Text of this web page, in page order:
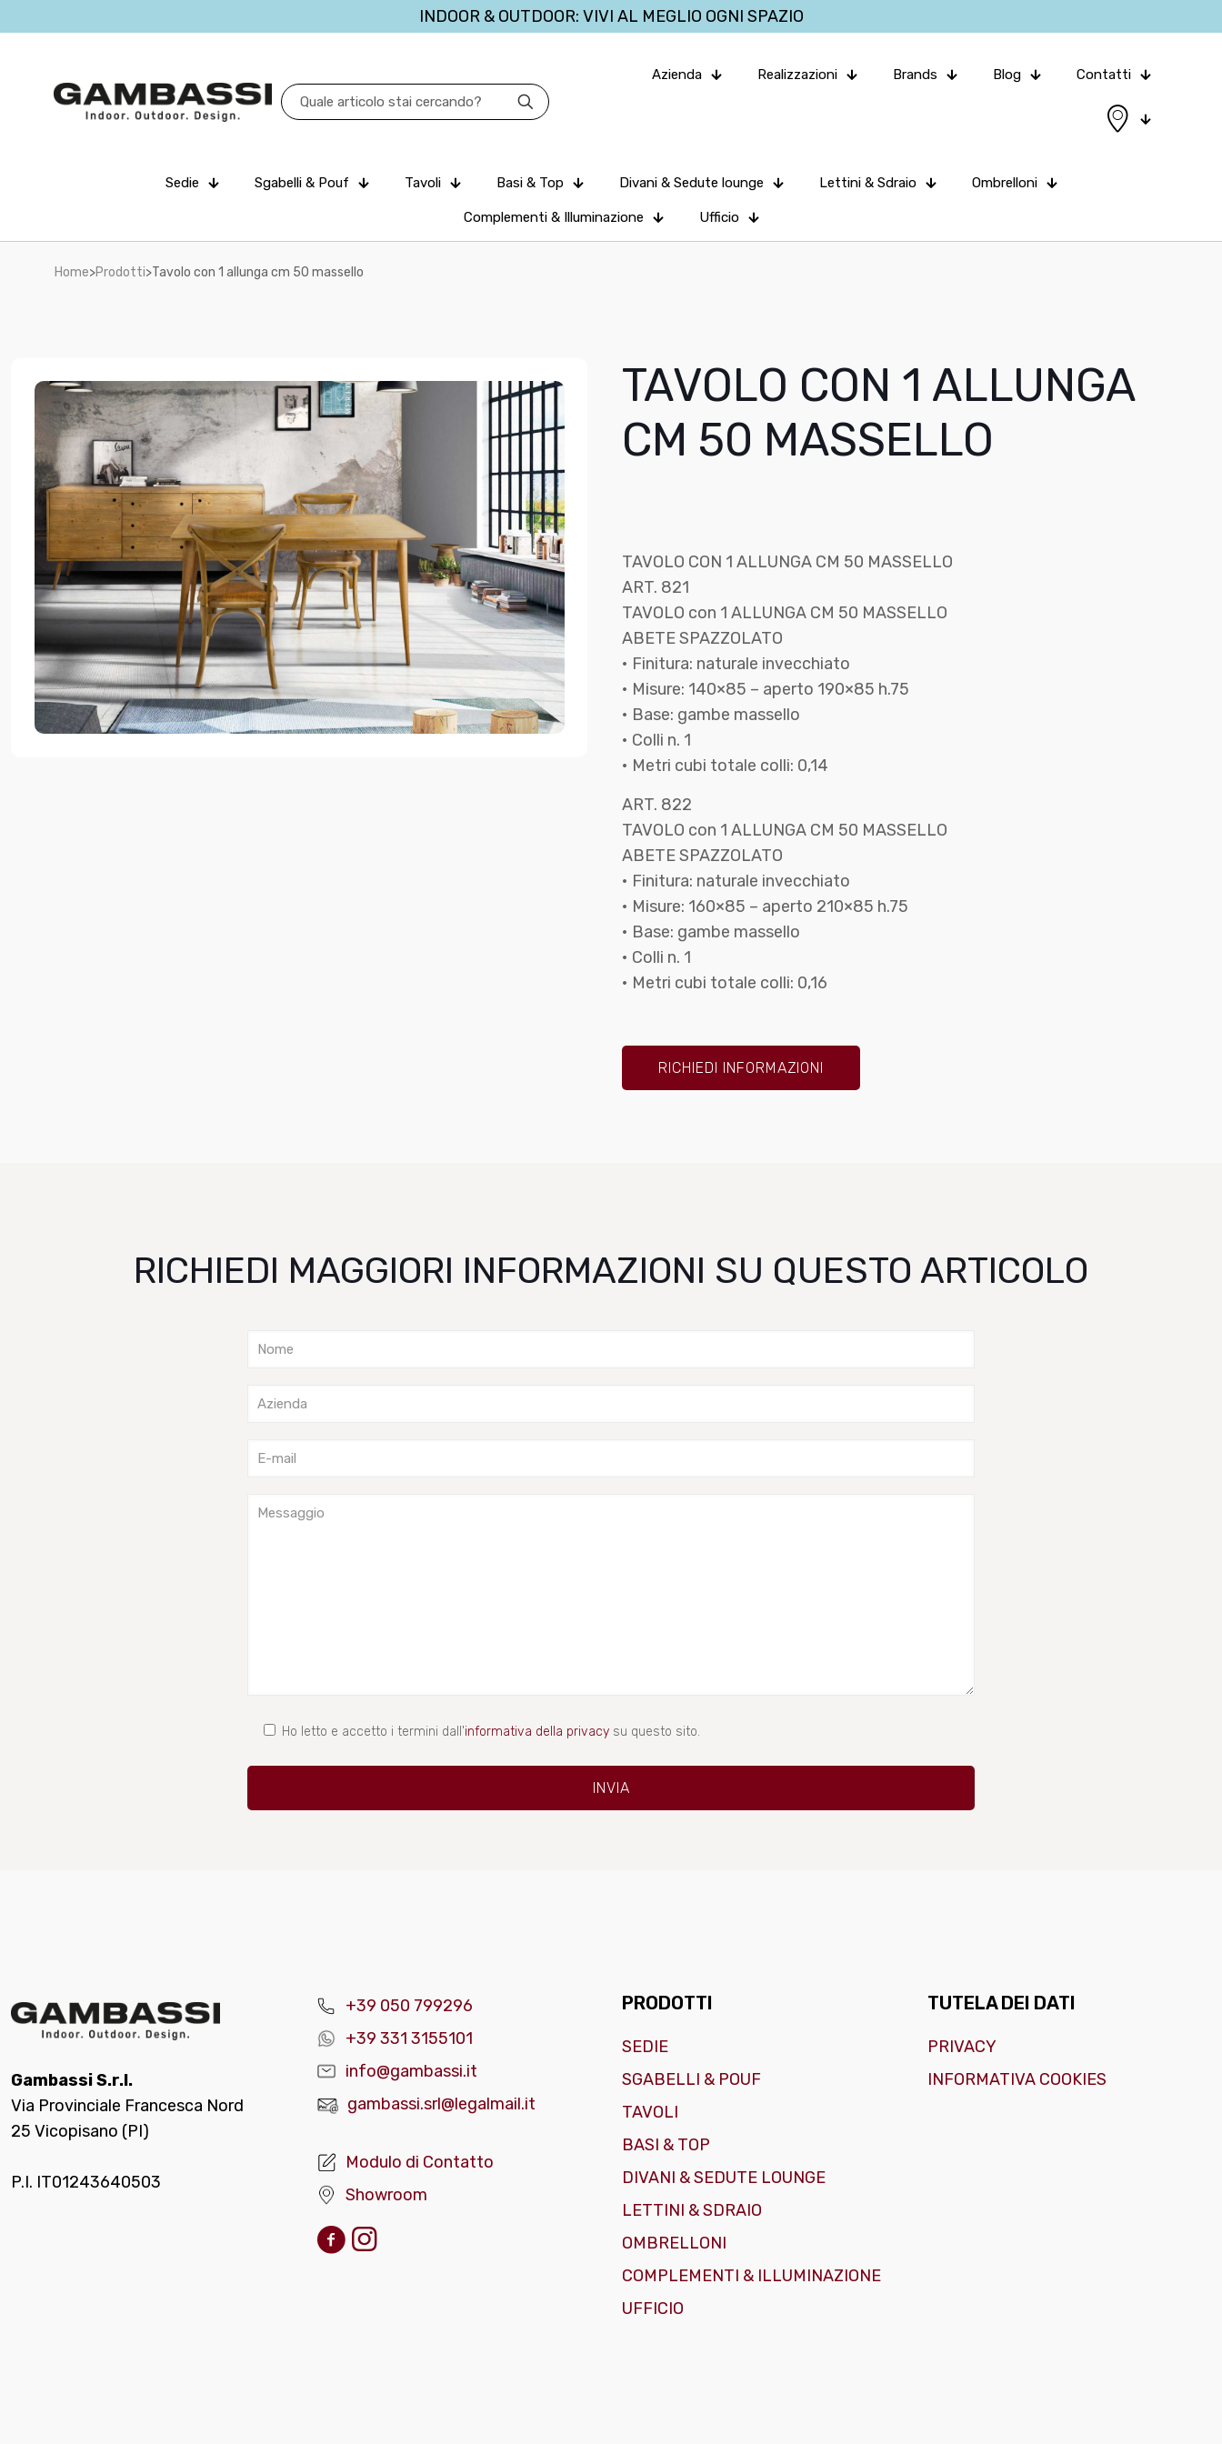
INDOOR & OUTDOOR: VIVI AL MEGLIO OGNI SPAZIO
Azienda Realizzazioni Brands Blog Contatti
Sedie Sgabelli & Pouf Tavoli Basi & Top Divani & Sedute lounge Lettini & Sdraio Ombrelloni
Complementi & Illuminazione Ufficio
Home>Prodotti>Tavolo con 1 allunga cm 50 massello
TAVOLO CON 1 ALLUNGA
CM 50 MASSELLO
TAVOLO CON 1 ALLUNGA CM 50 MASSELLO
ART. 821
TAVOLO con 1 ALLUNGA CM 50 MASSELLO
ABETE SPAZZOLATO
• Finitura: naturale invecchiato
• Misure: 140×85 – aperto 190×85 h.75
• Base: gambe massello
• Colli n. 1
• Metri cubi totale colli: 0,14
ART. 822
TAVOLO con 1 ALLUNGA CM 50 MASSELLO
ABETE SPAZZOLATO
• Finitura: naturale invecchiato
• Misure: 160×85 – aperto 210×85 h.75
• Base: gambe massello
• Colli n. 1
• Metri cubi totale colli: 0,16
RICHIEDI INFORMAZIONI
RICHIEDI MAGGIORI INFORMAZIONI SU QUESTO ARTICOLO
Ho letto e accetto i termini dall'informativa della privacy su questo sito.
Gambassi S.r.l.
Via Provinciale Francesca Nord
25 Vicopisano (PI)
P.I. IT01243640503
+39 050 799296
+39 331 3155101
info@gambassi.it
gambassi.srl@legalmail.it
Modulo di Contatto
Showroom
PRODOTTI
SEDIE
SGABELLI & POUF
TAVOLI
BASI & TOP
DIVANI & SEDUTE LOUNGE
LETTINI & SDRAIO
OMBRELLONI
COMPLEMENTI & ILLUMINAZIONE
UFFICIO
TUTELA DEI DATI
PRIVACY
INFORMATIVA COOKIES